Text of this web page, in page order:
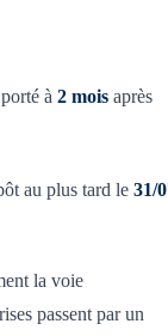
à 2 mois après
au plus tard le 31/
la voie
passent par un